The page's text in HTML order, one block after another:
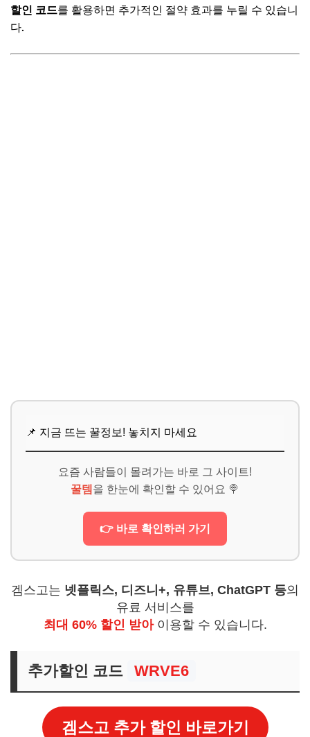
할인 코드를 활용하면 추가적인 절약 효과를 누릴 수 있습니
다.
📌 지금 뜨는 꿀정보! 놓치지 마세요
요즘 사람들이 몰려가는 바로 그 사이트!
꿀템 을 한눈에 확인할 수 있어요 🍭
👉 바로 확인하러 가기
겜스고는 넷플릭스, 디즈니+, 유튜브, ChatGPT 등의
유료 서비스를
최대 60% 할인 받아이용할 수 있습니다.
추가할인 코드 WRVE6
겜스고 추가 할인 바로가기